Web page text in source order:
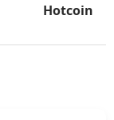
Hotcoin